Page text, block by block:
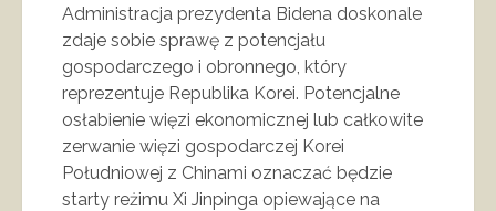
Administracja prezydenta Bidena doskonale
zdaje sobie sprawę z potencjału
gospodarczego i obronnego, który
reprezentuje Republika Korei. Potencjalne
osłabienie więzi ekonomicznej lub całkowite
zerwanie więzi gospodarczej Korei
Południowej z Chinami oznaczać będzie
starty reżimu Xi Jinpinga opiewające na